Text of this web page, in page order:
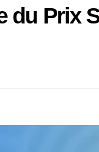
du Prix